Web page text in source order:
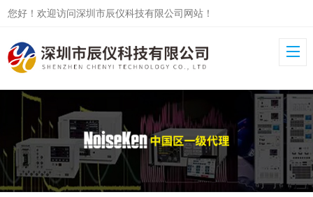
您好！欢迎访问深圳市辰仪科技有限公司网站！